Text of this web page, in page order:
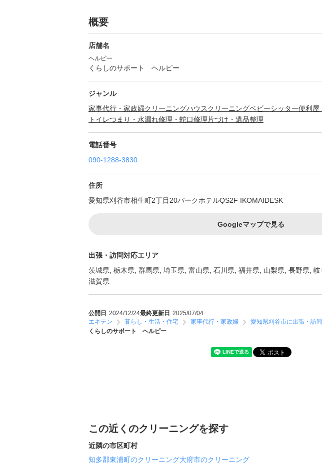
概要
店舗名
ヘルピー
くらしのサポート ヘルピー
ジャンル
家事代行・家政婦クリーニングハウスクリーニングベビーシッター便利屋
トイレつまり・水漏れ修理・蛇口修理片づけ・遺品整理
電話番号
090-1288-3830
住所
愛知県刈谷市相生町2丁目20パークホテルQS2F IKOMAIDESK
Googleマップで見る
出張・訪問対応エリア
茨城県, 栃木県, 群馬県, 埼玉県, 富山県, 石川県, 福井県, 山梨県, 長野県,
滋賀県
公開日 2024/12/24最終更新日 2025/07/04
エキテン
暮らし・生活・住宅 家事代行・家政婦
愛知県刈谷市に出張・訪
くらしのサポート ヘルピー
この近くのクリーニングを探す
近隣の市区町村
知多郡東浦町のクリーニング大府市のクリーニング